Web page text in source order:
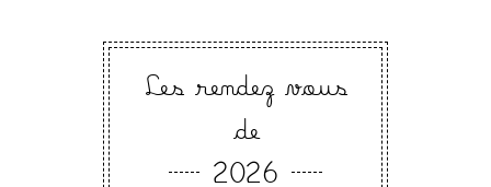
Les rendez vous
de
2026